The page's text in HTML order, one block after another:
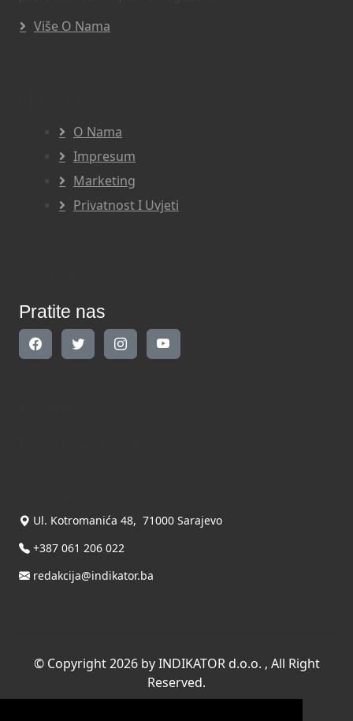
Više O Nama
O Nama
Impresum
Marketing
Privatnost I Uvjeti
Pratite nas
Ul. Kotromanića 48, 71000 Sarajevo
+387 061 206 022
redakcija@indikator.ba
© Copyright 2026 by INDIKATOR d.o.o. , All Right
Reserved.